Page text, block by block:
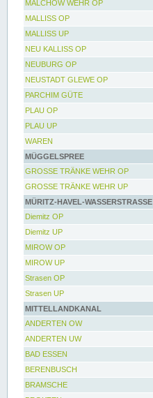
MALCHOW WEHR OP
MALLISS OP
MALLISS UP
NEU KALLISS OP
NEUBURG OP
NEUSTADT GLEWE OP
PARCHIM GÜTE
PLAU OP
PLAU UP
WAREN
MÜGGELSPREE
GROSSE TRÄNKE WEHR OP
GROSSE TRÄNKE WEHR UP
MÜRITZ-HAVEL-WASSERSTRASSE
Diemitz OP
Diemitz UP
MIROW OP
MIROW UP
Strasen OP
Strasen UP
MITTELLANDKANAL
ANDERTEN OW
ANDERTEN UW
BAD ESSEN
BERENBUSCH
BRAMSCHE